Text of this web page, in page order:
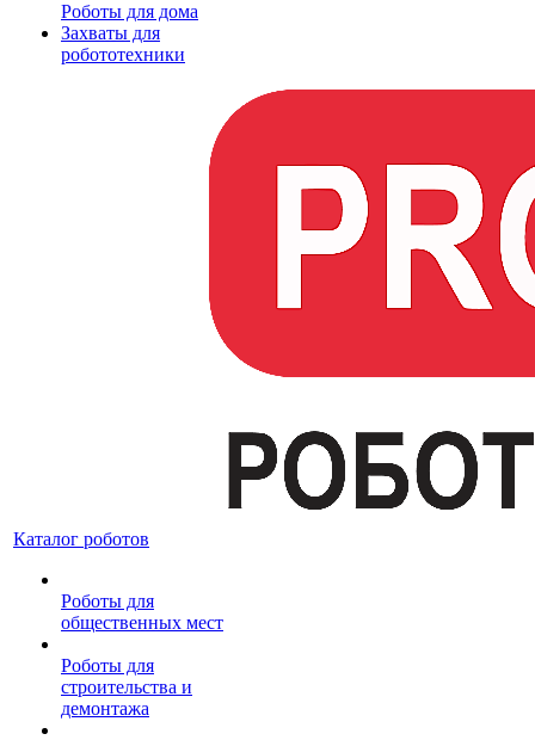
Роботы для дома
Захваты для
робототехники
Каталог роботов
Роботы для
общественных мест
Роботы для
строительства и
демонтажа